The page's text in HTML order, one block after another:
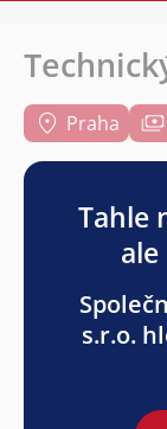
Praha
Tahle
s.r.o.